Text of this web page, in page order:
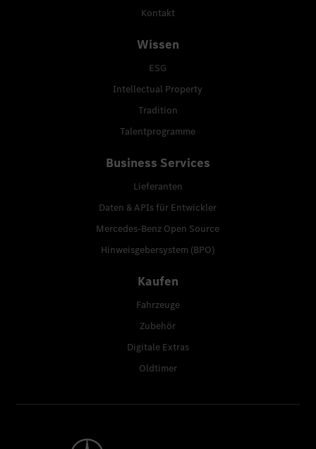
Kontakt
Wissen
ESG
Intellectual Property
Tradition
Talentprogramme
Business Services
Lieferanten
Daten & APIs für Entwickler
Mercedes-Benz Open Source
Hinweisgebersystem (BPO)
Kaufen
Fahrzeuge
Zubehör
Digitale Extras
Oldtimer